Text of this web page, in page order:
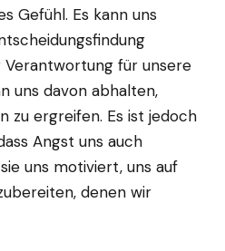
Gefühl. Es kann uns
für unsere
uns davon abhalten,
zu ergreifen. Es ist jedoch
Angst uns auch
uns motiviert, uns auf
denen wir